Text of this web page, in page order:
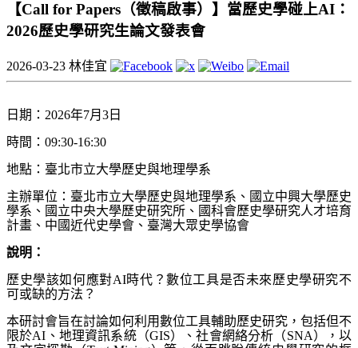
【Call for Papers（徵稿啟事）】當歷史學碰上AI：
2026歷史學研究生論文發表會
2026-03-23 林佳宜
日期： 2026年7月 3 日
時間： 09:30-16:30
地點：臺北市立大學歷史與地理學系
主辦單位：臺北市立大學歷史與地理學系、國立中興大學歷史
學系、國立中央大學歷史研究所、國科會歷史學研究人才培育
計畫、中國近代史學會、臺灣大眾史學協會
說明：
歷史學該如何應對AI時代？數位工具是否未來歷史學研究不
可或缺的方法？
本研討會旨在討論如何利用數位工具輔助歷史研究，包括但不
限於AI 、地理資訊系統（GIS）、社會網絡分析（SNA），以